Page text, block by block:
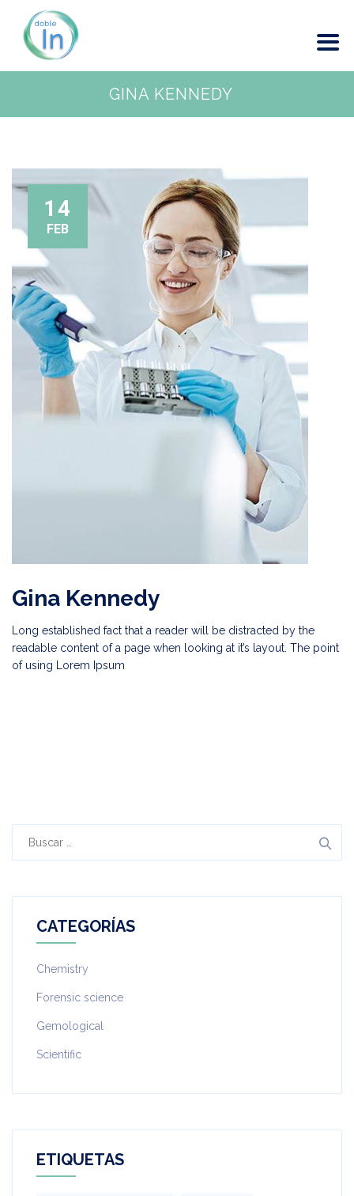
GINA KENNEDY
14
FEB
Gina Kennedy
Long established fact that a reader will be distracted by the
readable content of a page when looking at it’s layout. The point
of using Lorem Ipsum
CATEGORÍAS
Chemistry
Forensic science
Gemological
Scientific
ETIQUETAS